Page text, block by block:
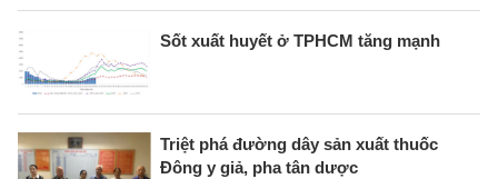
Sốt xuất huyết ở TPHCM tăng mạnh
Triệt phá đường dây sản xuất thuốc
Đông y giả, pha tân dược